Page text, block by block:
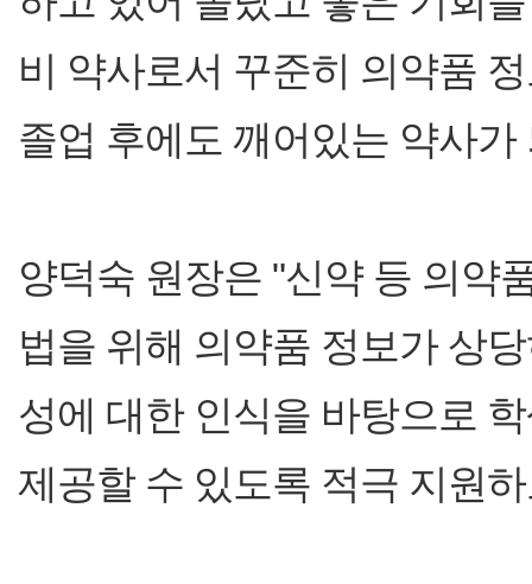
비 약사로서 꾸준히 의약품
졸업 후에도 깨어있는 약사
양덕숙 원장은 "신약 등 의약
법을 위해 의약품 정보가 상
성에 대한 인식을 바탕으로
제공할 수 있도록 적극 지원